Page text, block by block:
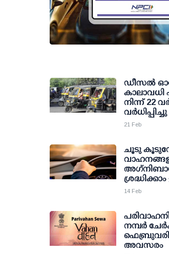
ഡീസല്‍
കാലാവധി
നിന്ന് 22
വര്‍ധിപ്പിച്ചു
21 Feb
ചൂടു
14 Feb
നമ്പര്‍
ഫെബ്രുവരി
അവസരം